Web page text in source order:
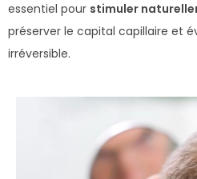
essentiel pour stimuler
préserver le capital capillaire et
irréversible.